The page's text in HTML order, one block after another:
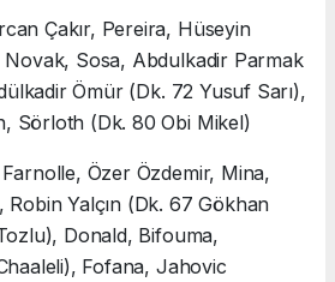
Çakır, Pereira, Hüseyin
Sosa, Abdulkadir Parmak
Ömür (Dk. 72 Yusuf Sarı),
Sörloth (Dk. 80 Obi Mikel)
Farnolle, Özer Özdemir, Mina,
Robin Yalçın (Dk. 67 Gökhan
Donald, Bifouma,
Fofana, Jahovic